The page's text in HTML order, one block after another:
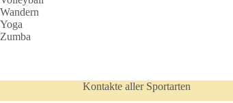
Wandern
Yoga
Zumba
Kontakte aller Sportarten